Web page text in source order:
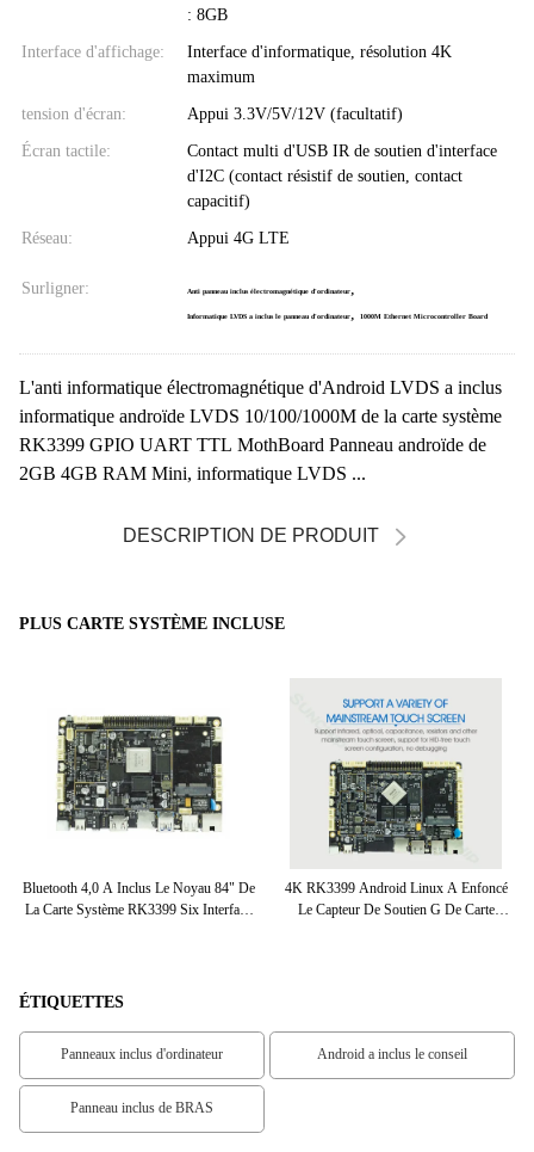
: 8GB
Interface d'affichage:
Interface d'informatique, résolution 4K
maximum
tension d'écran: Appui 3.3V/5V/12V (facultatif)
Écran tactile:
Contact multi d'USB IR de soutien d'interface
d'I2C (contact résistif de soutien, contact
capacitif)
Réseau: Appui 4G LTE
Surligner: Anti panneau inclus électromagnétique d'ordinateur,
Informatique LVDS a inclus le panneau d'ordinateur, 1000M Ethernet Microcontroller Board
L'anti informatique électromagnétique d'Android LVDS a inclus
informatique androïde LVDS 10/100/1000M de la carte système
RK3399 GPIO UART TTL MothBoard Panneau androïde de
2GB 4GB RAM Mini, informatique LVDS ...
DESCRIPTION DE PRODUIT
PLUS CARTE SYSTÈME INCLUSE
Bluetooth 4,0 A Inclus Le Noyau 84" De
La Carte Système RK3399 Six Interface
4K RK3399 Android Linux A Enfoncé
Le Capteur De Soutien G De Carte
ÉTIQUETTES
Panneaux inclus d'ordinateur Android a inclus le conseil
Panneau inclus de BRAS